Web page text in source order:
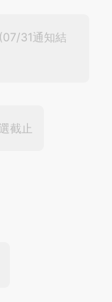
31通知結
截止